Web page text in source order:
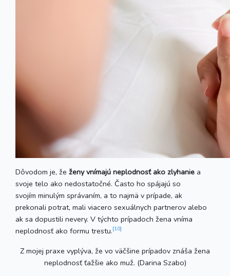
Dôvodom je, že ženy vnímajú neplodnosť ako zlyhanie a
svoje telo ako nedostatočné. Často ho spájajú so
svojím minulým správaním, a to najmä v prípade, ak
prekonali potrat, mali viacero sexuálnych partnerov alebo
ak sa dopustili nevery. V týchto prípadoch žena vníma
neplodnosť ako formu trestu.[10]
Z mojej praxe vyplýva, že vo väčšine prípadov znáša žena
neplodnosť ťažšie ako muž. (Darina Szabo)